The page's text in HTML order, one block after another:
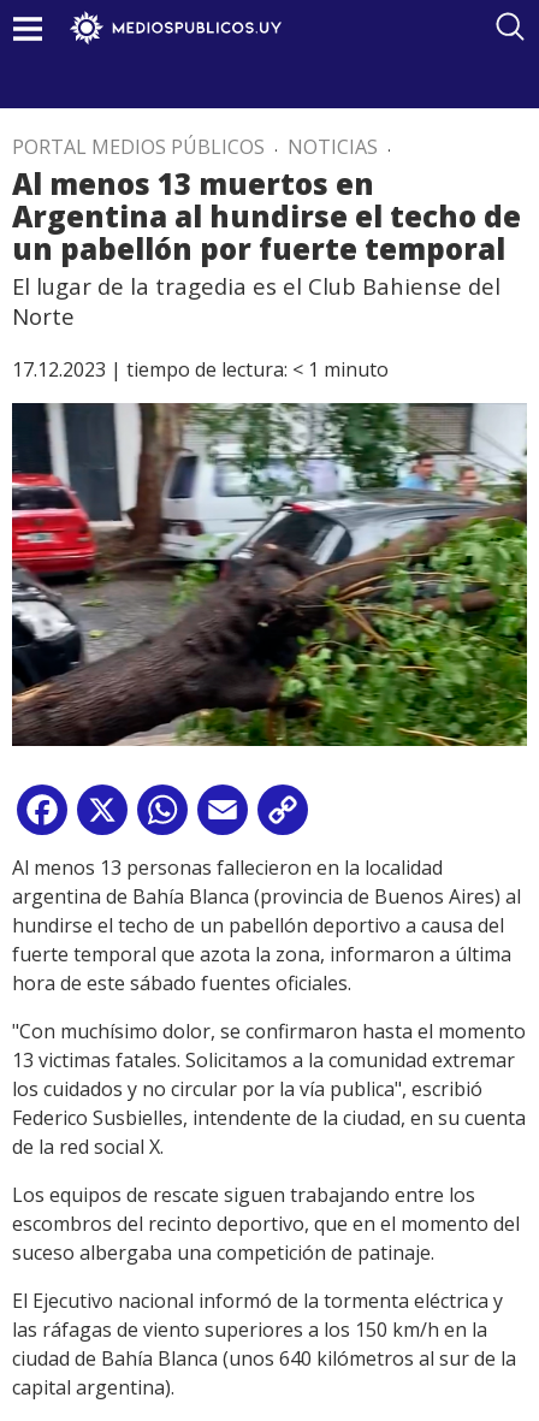
PORTAL MEDIOS PÚBLICOS . NOTICIAS .
Al menos 13 muertos en
Argentina al hundirse el techo de
un pabellón por fuerte temporal
El lugar de la tragedia es el Club Bahiense del
Norte
17.12.2023 | tiempo de lectura: < 1 minuto
Facebook
X WhatsApp
Email
Link
Al menos 13 personas fallecieron en la localidad
argentina de Bahía Blanca (provincia de Buenos Aires) al
hundirse el techo de un pabellón deportivo a causa del
fuerte temporal que azota la zona, informaron a última
hora de este sábado fuentes oficiales.
"Con muchísimo dolor, se confirmaron hasta el momento
13 victimas fatales. Solicitamos a la comunidad extremar
los cuidados y no circular por la vía publica", escribió
Federico Susbielles, intendente de la ciudad, en su cuenta
de la red social X.
Los equipos de rescate siguen trabajando entre los
escombros del recinto deportivo, que en el momento del
suceso albergaba una competición de patinaje.
El Ejecutivo nacional informó de la tormenta eléctrica y
las ráfagas de viento superiores a los 150 km/h en la
ciudad de Bahía Blanca (unos 640 kilómetros al sur de la
capital argentina).